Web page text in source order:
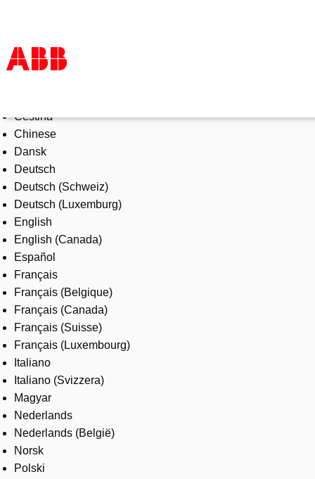
Products & Solutions
Industries
Services
About us
Where to buy
Contact us
Careers
Čeština
Chinese
Dansk
Deutsch
Deutsch (Schweiz)
Deutsch (Luxemburg)
English
English (Canada)
Español
Français
Français (Belgique)
Français (Canada)
Français (Suisse)
Français (Luxembourg)
Italiano
Italiano (Svizzera)
Magyar
Nederlands
Nederlands (België)
Norsk
Polski